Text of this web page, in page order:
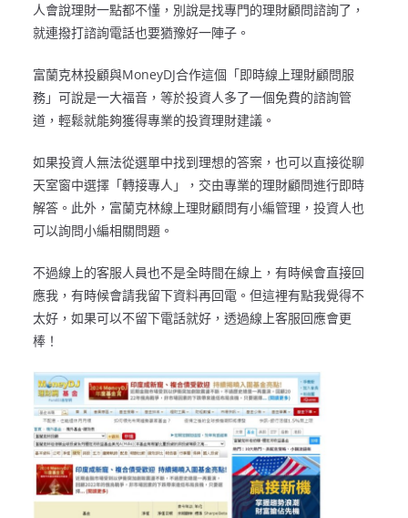
人會說理財一點都不懂，別說是找專門的理財顧問諮詢了，
就連撥打諮詢電話也要猶豫好一陣子。
富蘭克林投顧與MoneyDJ合作這個「即時線上理財顧問服
務」可說是一大福音，等於投資人多了一個免費的諮詢管
道，輕鬆就能夠獲得專業的投資理財建議。
如果投資人無法從選單中找到理想的答案，也可以直接從聊
天室窗中選擇「轉接專人」，交由專業的理財顧問進行即時
解答。此外，富蘭克林線上理財顧問有小編管理，投資人也
可以詢問小編相關問題。
不過線上的客服人員也不是全時間在線上，有時候會直接回
應我，有時候會請我留下資料再回電。但這裡有點我覺得不
太好，如果可以不留下電話就好，透過線上客服回應會更
棒！